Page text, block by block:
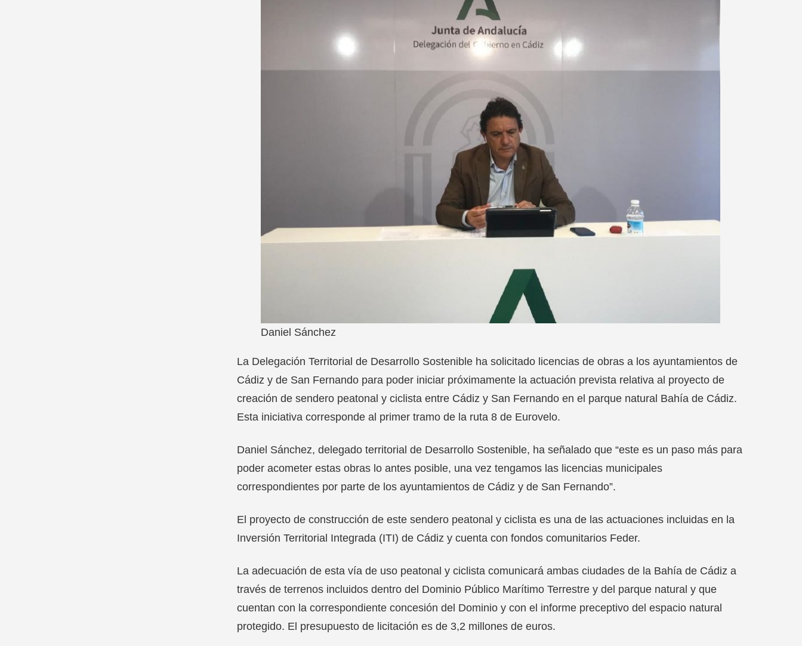
Daniel Sánchez
La Delegación Territorial de Desarrollo Sostenible ha solicitado licencias de obras a los ayuntamientos de
Cádiz y de San Fernando para poder iniciar próximamente la actuación prevista relativa al proyecto de
creación de sendero peatonal y ciclista entre Cádiz y San Fernando en el parque natural Bahía de Cádiz.
Esta iniciativa corresponde al primer tramo de la ruta 8 de Eurovelo.
Daniel Sánchez, delegado territorial de Desarrollo Sostenible, ha señalado que “este es un paso más para
poder acometer estas obras lo antes posible, una vez tengamos las licencias municipales
correspondientes por parte de los ayuntamientos de Cádiz y de San Fernando”.
El proyecto de construcción de este sendero peatonal y ciclista es una de las actuaciones incluidas en la
Inversión Territorial Integrada (ITI) de Cádiz y cuenta con fondos comunitarios Feder.
La adecuación de esta vía de uso peatonal y ciclista comunicará ambas ciudades de la Bahía de Cádiz a
través de terrenos incluidos dentro del Dominio Público Marítimo Terrestre y del parque natural y que
cuentan con la correspondiente concesión del Dominio y con el informe preceptivo del espacio natural
protegido. El presupuesto de licitación es de 3,2 millones de euros.